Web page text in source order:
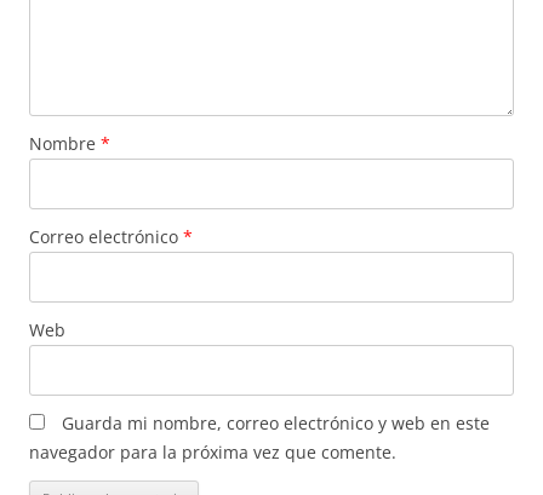
Nombre *
Correo electrónico *
Web
Guarda mi nombre, correo electrónico y web en este
navegador para la próxima vez que comente.